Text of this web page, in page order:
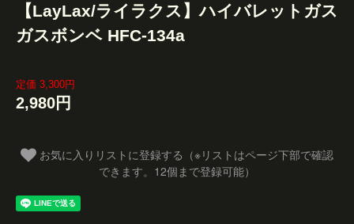
【LayLax/ライラクス】ハイバレットガス
ガスボンベ HFC-134a
定価 3,300円
2,980円
できます。12個まで登録可能）